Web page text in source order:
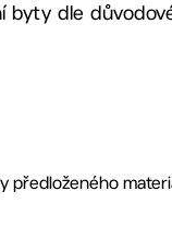
byty dle
předloženého